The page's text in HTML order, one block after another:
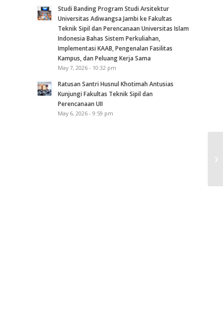
Studi Banding Program Studi Arsitektur
Universitas Adiwangsa Jambi ke Fakultas
Teknik Sipil dan Perencanaan Universitas Islam
Indonesia Bahas Sistem Perkuliahan,
Implementasi KAAB, Pengenalan Fasilitas
Kampus, dan Peluang Kerja Sama
May 7, 2026 - 10:32 pm
Ratusan Santri Husnul Khotimah Antusias
Kunjungi Fakultas Teknik Sipil dan
Perencanaan UII
May 6, 2026 - 9:59 pm